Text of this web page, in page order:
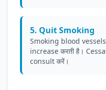
5. Quit Smoking
Smoking blood
increase करती है।
consult करें।